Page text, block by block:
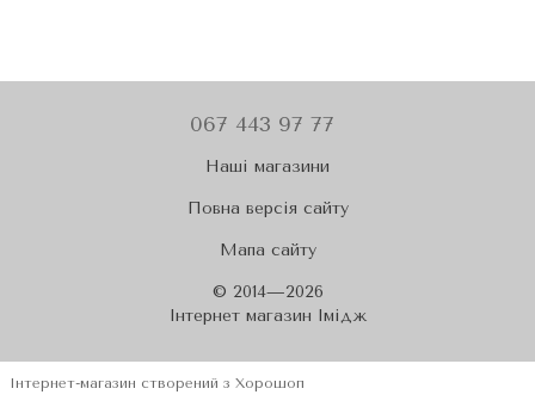
067 443 97 77
Наші магазини
Повна версія сайту
Мапа сайту
© 2014—2026
Iнтернет магазин Імідж
Інтернет-магазин створений з Хорошоп